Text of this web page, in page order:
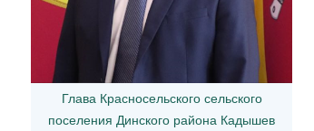
Глава Красносельского сельского
поселения Динского района Кадышев